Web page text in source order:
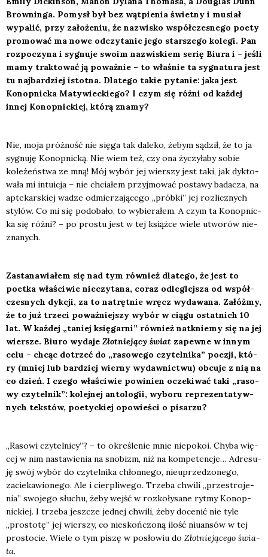
Brow­nin­ga. Pomysł był bez wąt­pie­nia świet­ny i musiał
wypa­lić, przy zało­że­niu, że nazwi­sko współ­cze­sne­go poety
pro­mo­wać ma nowe odczy­ta­nie jego star­sze­go kole­gi. Pan
roz­po­czy­na i sygnu­je swo­im nazwi­skiem serię Biu­ra i – jeśli
mamy trak­to­wać ją poważ­nie – to wła­śnie ta sygna­tu­ra jest
tu naj­bar­dziej istot­na. Dla­te­go takie pyta­nie: jaka jest
Konop­nic­ka Maty­wiec­kie­go? I czym się róż­ni od każ­dej
innej Konop­nic­kiej, któ­rą zna­my?
Nie, moja próż­ność nie się­ga tak dale­ko, żebym sądził, że to ja
sygnu­ję Konop­nic­ką. Nie wiem też, czy ona życzy­ła­by sobie
kole­żeń­stwa ze mną! Mój wybór jej wier­szy jest taki, jak dyk­to­
wa­ła mi intu­icja – nie chcia­łem przyj­mo­wać posta­wy bada­cza, na
apte­kar­skiej wadze odmie­rza­ją­ce­go „prób­ki” jej roz­licz­nych
sty­lów. Co mi się podo­ba­ło, to wybie­ra­łem. A czym ta Konop­nic­
ka się róż­ni? – po pro­stu jest w tej książ­ce wie­le utwo­rów nie­
zna­nych.
Zasta­na­wia­łem się nad tym rów­nież dla­te­go, że jest to
poet­ka wła­ści­wie nie­czy­ta­na, coraz odle­glej­sza od współ­
cze­snych dyk­cji, za to natręt­nie wręcz wyda­wa­na. Załóż­my,
że to już trze­ci poważ­niej­szy wybór w cią­gu ostat­nich 10
lat. W każ­dej „taniej księ­gar­ni” rów­nież natknie­my się na jej
wier­sze. Biu­ro wyda­je Złot­nie­ją­cy świat zapew­ne w innym
celu – chcąc dotrzeć do „raso­we­go czy­tel­ni­ka” poezji, któ­
ry (mniej lub bar­dziej wier­ny wydaw­nic­twu) obcu­je z nią na
co dzień. I cze­go wła­ści­wie powi­nien ocze­ki­wać taki „raso­
wy czy­tel­nik”: kolej­nej anto­lo­gii, wybo­ru repre­zen­ta­tyw­
nych tek­stów, poetyc­kiej opo­wie­ści o pisa­rzu?
„Raso­wi czy­tel­ni­cy”? – to okre­śle­nie mnie nie­po­koi. Chy­ba wię­
cej w nim nasta­wie­nia na sno­bizm, niż na kom­pe­ten­cje… Adre­su­
ję swój wybór do czy­tel­ni­ka chłon­ne­go, nie­uprze­dzo­ne­go,
zacie­ka­wio­ne­go. Ale i cier­pli­we­go. Trze­ba chwi­li „prze­stro­je­
nia” swo­je­go słu­chu, żeby wejść w roz­ko­ły­sa­ne ryt­my Konop­
nic­kiej. I trze­ba jesz­cze jed­nej chwi­li, żeby doce­nić nie tyle
„pro­sto­tę” jej wier­szy, co nie­skoń­czo­ną ilość niu­an­sów w tej
pro­sto­cie. Wie­le o tym piszę w posło­wiu do Złot­nie­ją­ce­go świa­
ta.